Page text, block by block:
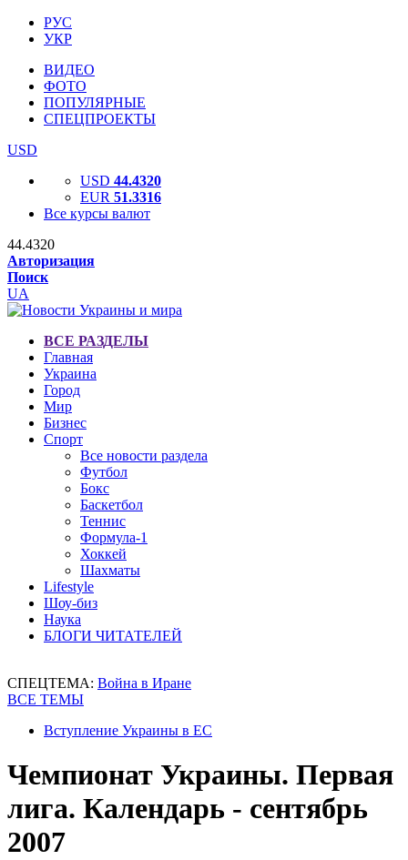
РУС
УКР
ВИДЕО
ФОТО
ПОПУЛЯРНЫЕ
СПЕЦПРОЕКТЫ
USD
USD 44.4320
EUR 51.3316
Все курсы валют
44.4320
Авторизация
Поиск
UA
ВСЕ РАЗДЕЛЫ
Главная
Украина
Город
Мир
Бизнес
Спорт
Все новости раздела
Футбол
Бокс
Баскетбол
Теннис
Формула-1
Хоккей
Шахматы
Lifestyle
Шоу-биз
Наука
БЛОГИ ЧИТАТЕЛЕЙ
СПЕЦТЕМА: Война в Иране
ВСЕ ТЕМЫ
Вступление Украины в ЕС
Чемпионат Украины. Первая
лига. Календарь - сентябрь
2007